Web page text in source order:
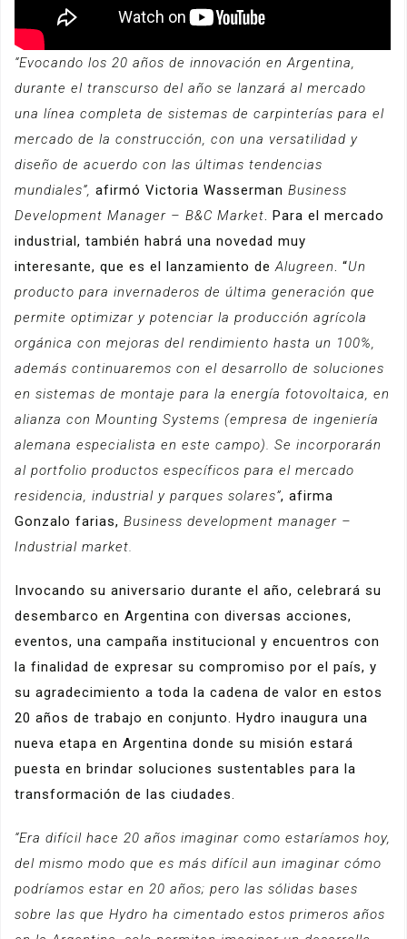
“Evocando los 20 años de innovación en Argentina,
durante el transcurso del año se lanzará al mercado
una línea completa de sistemas de carpinterías para el
mercado de la construcción, con una versatilidad y
diseño de acuerdo con las últimas tendencias
mundiales”, afirmó Victoria Wasserman Business
Development Manager – B&C Market. Para el mercado
industrial, también habrá una novedad muy
interesante, que es el lanzamiento deAlugreen. “Un
producto para invernaderos de última generación que
permite optimizar y potenciar la producción agrícola
orgánica con mejoras del rendimiento hasta un 100%,
además continuaremos con el desarrollo de soluciones
en sistemas de montaje para la energía fotovoltaica, en
alianza con Mounting Systems (empresa de ingeniería
alemana especialista en este campo). Se incorporarán
al portfolio productos específicos para el mercado
residencia, industrial y parques solares”, afirma
Gonzalo farias, Business development manager –
Industrial market.
Invocando su aniversario durante el año, celebrará su
desembarco en Argentina con diversas acciones,
eventos, una campaña institucional y encuentros con
la finalidad de expresar su compromiso por el país, y
su agradecimiento a toda la cadena de valor en estos
20 años de trabajo en conjunto. Hydro inaugura una
nueva etapa en Argentina donde su misión estará
puesta en brindar soluciones sustentables para la
transformación de las ciudades.
“Era difícil hace 20 años imaginar como estaríamos hoy,
del mismo modo que es más difícil aun imaginar cómo
podríamos estar en 20 años; pero las sólidas bases
sobre las que Hydro ha cimentado estos primeros años